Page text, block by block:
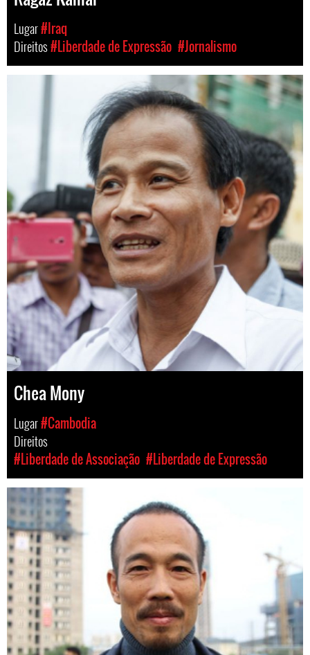
Lugar#Iraq
Direitos#Liberdade de Expressão #Jornalismo
Chea Mony
Lugar#Cambodia
Direitos
#Liberdade de Associação #Liberdade de Expressão